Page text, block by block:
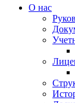
О нас